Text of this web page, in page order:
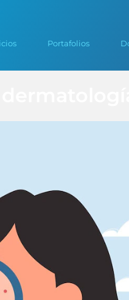
Portafolios